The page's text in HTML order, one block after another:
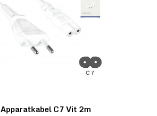
Apparatkabel C7 Vit 2m